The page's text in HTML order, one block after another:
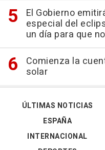
El Gobierno
especial del
un día para que
Comienza la
solar
ÚLTIMAS NOTICIAS
ESPAÑA
INTERNACIONAL